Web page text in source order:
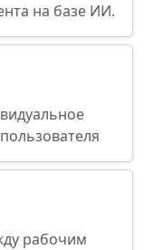
на базе ИИ.
рабочим